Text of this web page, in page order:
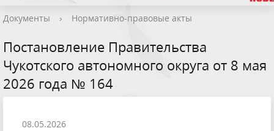
Документы › Нормативно-правовые акты
Постановление Правительства
Чукотского автономного округа от 8 мая
2026 года № 164
08.05.2026